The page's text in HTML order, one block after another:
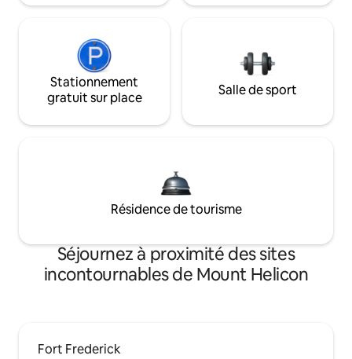
Stationnement
gratuit sur place
Salle de sport
Résidence de tourisme
Séjournez à proximité des sites
incontournables de Mount Helicon
Fort Frederick